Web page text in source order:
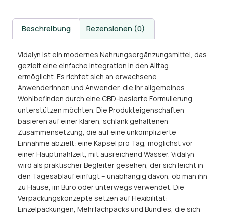
Beschreibung Rezensionen (0)
Vidalyn ist ein modernes Nahrungsergänzungsmittel, das
gezielt eine einfache Integration in den Alltag
ermöglicht. Es richtet sich an erwachsene
Anwenderinnen und Anwender, die ihr allgemeines
Wohlbefinden durch eine CBD-basierte Formulierung
unterstützen möchten. Die Produkteigenschaften
basieren auf einer klaren, schlank gehaltenen
Zusammensetzung, die auf eine unkomplizierte
Einnahme abzielt: eine Kapsel pro Tag, möglichst vor
einer Hauptmahlzeit, mit ausreichend Wasser. Vidalyn
wird als praktischer Begleiter gesehen, der sich leicht in
den Tagesablauf einfügt – unabhängig davon, ob man ihn
zu Hause, im Büro oder unterwegs verwendet. Die
Verpackungskonzepte setzen auf Flexibilität:
Einzelpackungen, Mehrfachpacks und Bundles, die sich